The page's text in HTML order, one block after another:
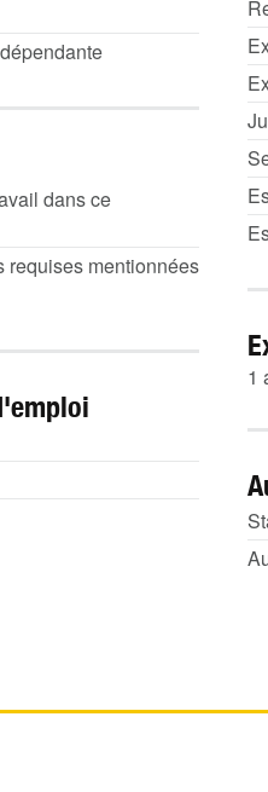
dans ce
requises mentionnées
1